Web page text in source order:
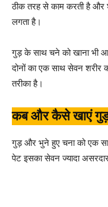
ठीक तरह से काम करती है
लगता है।
गुड़ के साथ चने को खाना भी
दोनों का एक साथ सेवन
तरीका है।
कब और कैसे खाएं
गुड़ और भुने हुए चना को एक
पेट इसका सेवन ज्यादा असरदार